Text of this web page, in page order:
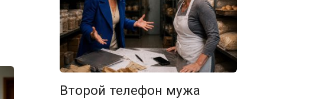
Второй телефон мужа